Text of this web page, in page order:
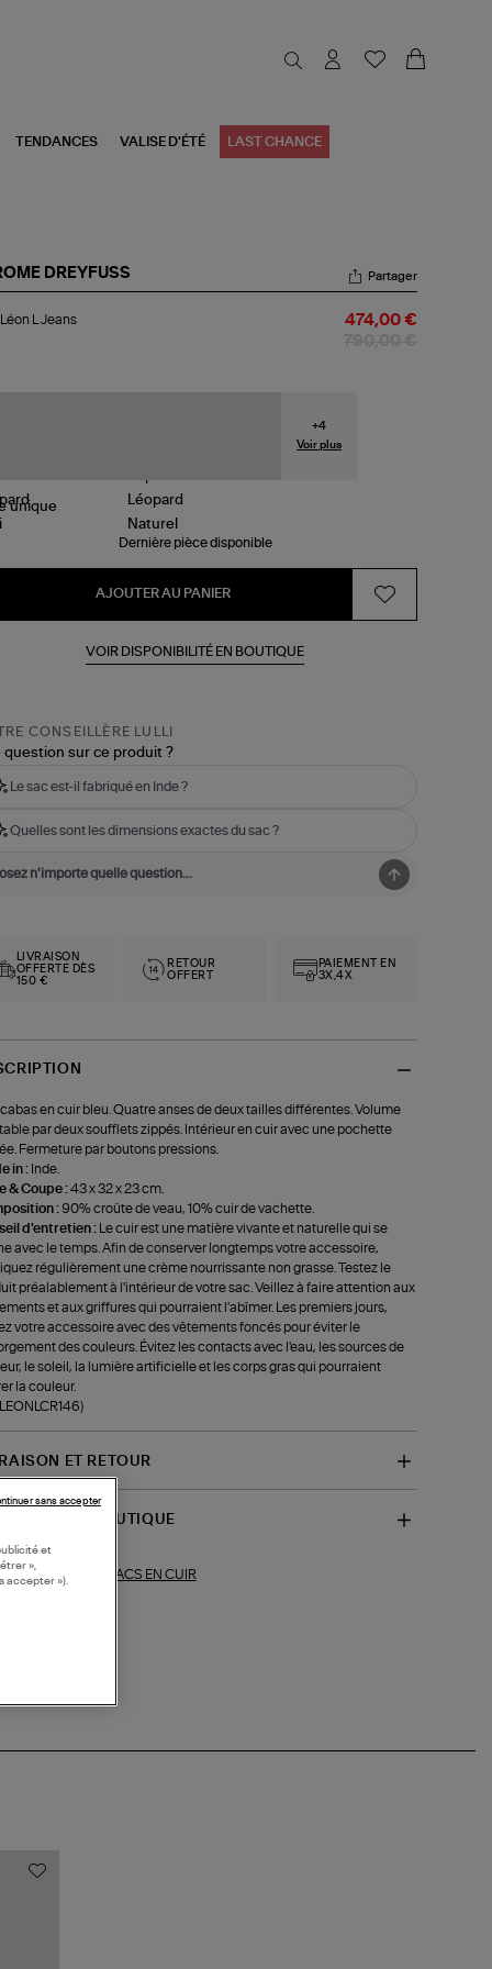
TENDANCES VALISE D'ÉTÉ LAST CHANCE
DREYFUSS Partager
L Jeans 474,00 €
+4
Voir plus
unique
Dernière pièce disponible
AJOUTER AU PANIER
VOIR DISPONIBILITÉ EN BOUTIQUE
CONSEILLÈRE LULLI
question sur ce produit ?
Le sac est-il fabriqué en Inde ?
Quelles sont les dimensions exactes du sac ?
LIVRAISON
OFFERTE DÈS
150 €
RETOUR
OFFERT
PAIEMENT EN
3X,4X
en cuir bleu. Quatre anses de deux tailles différentes. Volume
par deux soufflets zippés. Intérieur en cuir avec une pochette
Fermeture par boutons pressions.
in : Inde.
& Coupe :43 x 32 x 23 cm.
: 90% croûte de veau, 10% cuir de vachette.
d'entretien :
Le cuir est une matière vivante et naturelle qui se
avec le temps. Afin de conserver longtemps votre accessoire,
régulièrement une crème nourrissante non grasse. Testez le
préalablement à l'intérieur de votre sac. Veillez à faire attention aux
et aux griffures qui pourraient l'abîmer. Les premiers jours,
votre accessoire avec des vêtements foncés pour éviter le
des couleurs. Évitez les contacts avec l'eau, les sources de
le soleil, la lumière artificielle et les corps gras qui pourraient
la couleur.
ET RETOUR
BOUTIQUE
similaires : SACS EN CUIR
et
»,
accepter »).
sans accepter